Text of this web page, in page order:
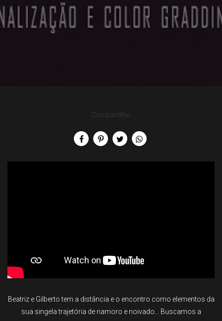
Compartilhe
Beatriz e Gilberto tem a distância e o encontro como elementos da
sua singela trajetória de namoro e noivado... Buscamos a